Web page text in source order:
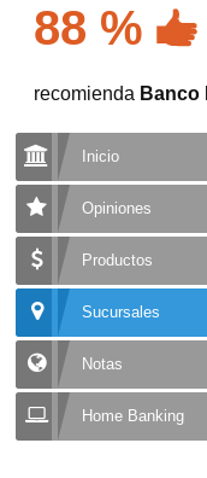
88 %
recomienda Banco
Inicio
Opiniones
Productos
Sucursales
Notas
Home Banking